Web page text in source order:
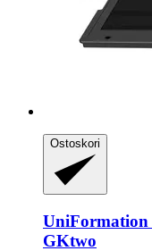
Ostoskori
UniFormation
GKtwo